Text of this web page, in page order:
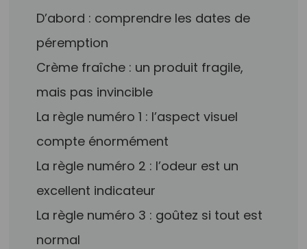
D’abord : comprendre les dates de
péremption
Crème fraîche : un produit fragile,
mais pas invincible
La règle numéro 1 : l’aspect visuel
compte énormément
La règle numéro 2 : l’odeur est un
excellent indicateur
La règle numéro 3 : goûtez si tout est
normal